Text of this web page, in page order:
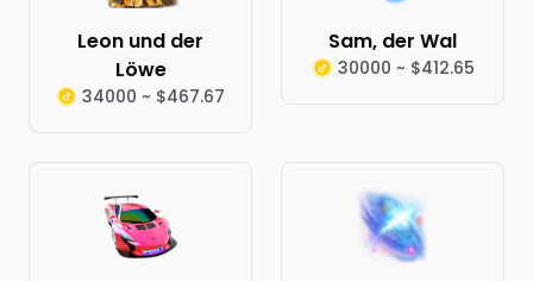
Leon und der
Löwe
34000 ~ $467.67
Sam, der Wal
30000 ~ $412.65